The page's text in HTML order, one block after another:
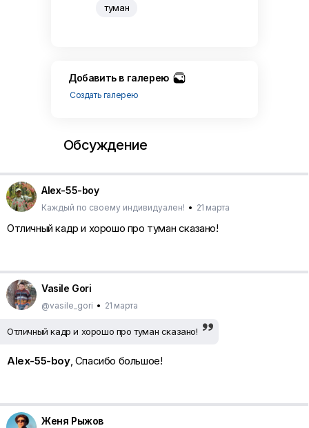
туман
Добавить в галерею
Создать галерею
Обсуждение
Alex-55-boy
Каждый по своему индивидуален! • 21 марта
Отличный кадр и хорошо про туман сказано!
Vasile Gori
@vasile_gori • 21 марта
Отличный кадр и хорошо про туман сказано!
Alex-55-boy, Спасибо большое!
Женя Рыжов